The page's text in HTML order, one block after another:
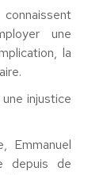
une
la
injustice
Emmanuel
depuis de